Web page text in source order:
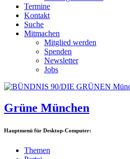
Termine
Kontakt
Suche
Mitmachen
Mitglied werden
Spenden
Newsletter
Jobs
Grüne München
Hauptmenü für Desktop-Computer:
Themen